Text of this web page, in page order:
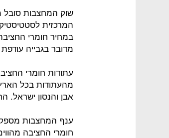
שוק המחצבות סובל
במחיר חומרי
מדובר בגבייה עודפת של 5 שקלים
מהעתודות בכל
אבן והנסון ישראל. החברות מרכזות
ענף המחצבות מספק
חומרי החציבה